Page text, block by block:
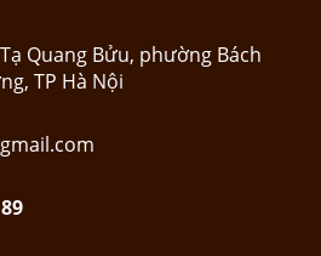
Quang Bửu, phường Bách
TP Hà Nội